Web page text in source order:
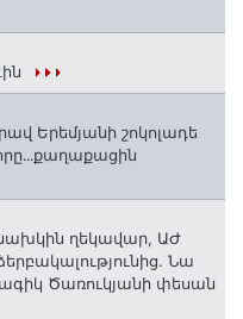
Երեմյանի շոկոլադե
ղեկավար, ԱԺ
Նա
Ծառուկյանի փեսան